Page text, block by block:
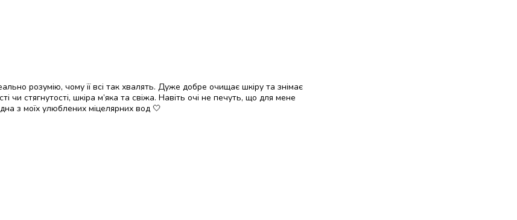
розумію, чому її всі так хвалять. Дуже добре очищає шкіру та знімає
чи стягнутості, шкіра м’яка та свіжа. Навіть очі не печуть, що для мене
з моїх улюблених міцелярних вод 🤍